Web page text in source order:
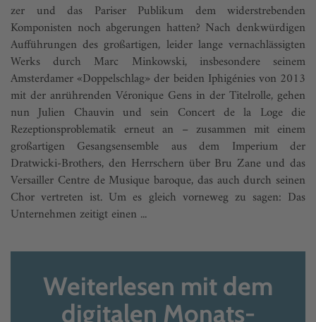
zer und das Pariser Publikum dem widerstrebenden
Komponisten noch abgerungen hatten? Nach denkwürdigen
Aufführungen des großartigen, leider lange vernachlässigten
Werks durch Marc Minkowski, insbesondere seinem
Amsterdamer «Doppelschlag» der beiden Iphigénies von 2013
mit der anrührenden Véronique Gens in der Titelrolle, gehen
nun Julien Chauvin und sein Concert de la Loge die
Rezeptionsproblematik erneut an – zusammen mit einem
großartigen Gesangsensemble aus dem Imperium der
Dratwicki-Brothers, den Herrschern über Bru Zane und das
Versailler Centre de Musique baroque, das auch durch seinen
Chor vertreten ist. Um es gleich vorneweg zu sagen: Das
Unternehmen zeitigt einen ...
Weiterlesen mit dem
digitalen Monats-